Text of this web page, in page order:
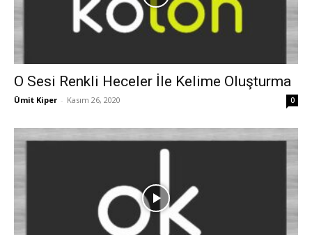
O Sesi Renkli Heceler İle Kelime Oluşturma
Ümit Kiper - Kasım 26, 2020 0